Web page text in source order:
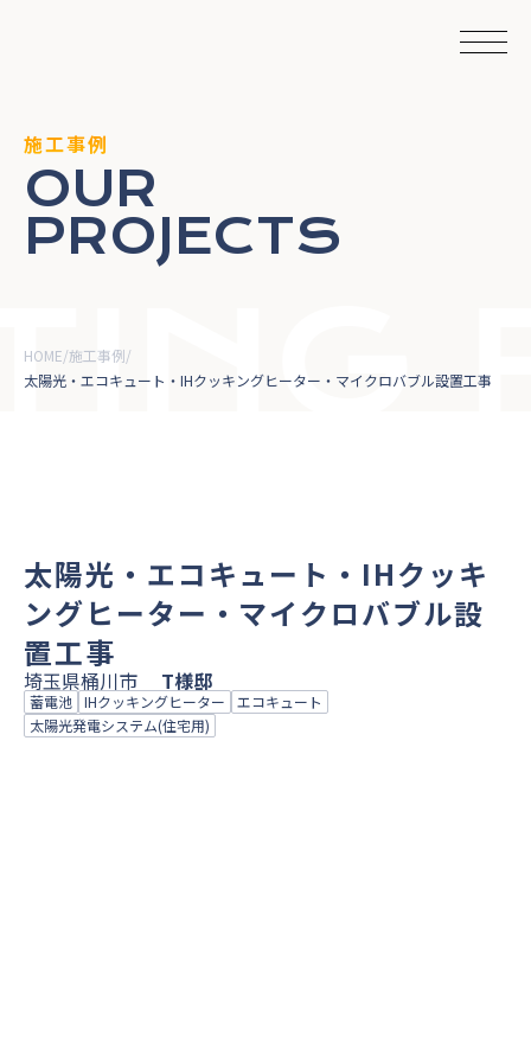
施工事例
OUR
PROJECTS
HOME 施工事例
太陽光・エコキュート・IHクッキングヒーター・マイクロバブル設置工事
太陽光・エコキュート・IHクッキ
ングヒーター・マイクロバブル設
置工事
埼玉県桶川市 T様邸
蓄電池 IHクッキングヒーター
エコキュート
太陽光発電システム(住宅用)